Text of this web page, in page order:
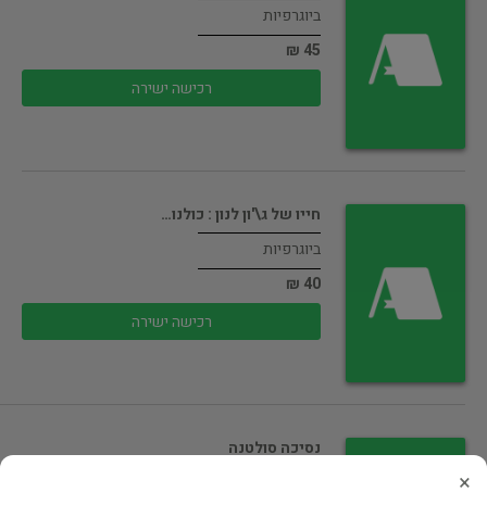
ביוגרפיות
45 ₪
רכישה ישירה
חייו של ג\'ון לנון : כולנו…
ביוגרפיות
40 ₪
רכישה ישירה
נסיכה סולטנה
×